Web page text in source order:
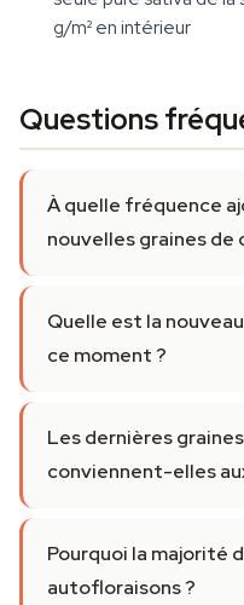
g/m² en intérieur
Questions
À quelle fréquence
nouvelles graines de
Quelle est la
ce moment ?
Les dernières
conviennent-elles
Pourquoi la majorité
autofloraisons ?